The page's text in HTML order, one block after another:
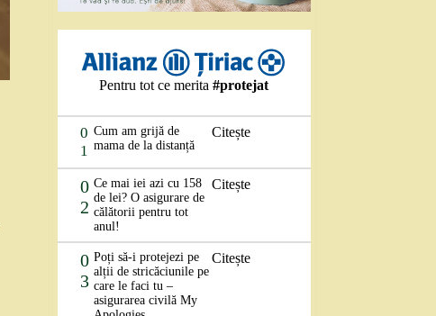
Pentru tot ce merita#protejat
0
1
Cum am grijă de
mama de la distanță
Citește
0
2
Ce mai iei azi cu 158
de lei? O asigurare de
călătorii pentru tot
anul!
Citește
0
3
Poți să-i protejezi pe
alții de stricăciunile pe
care le faci tu –
asigurarea civilă My
Citește